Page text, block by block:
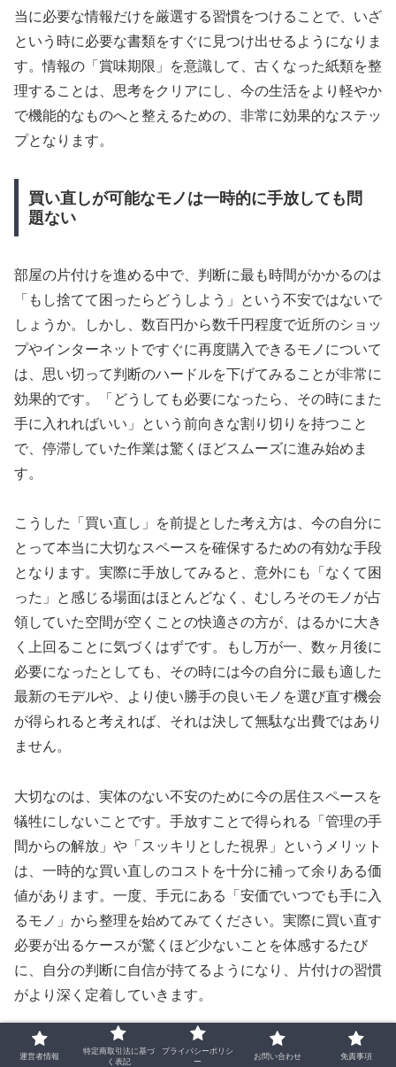
当に必要な情報だけを厳選する習慣をつけることで、いざ
という時に必要な書類をすぐに見つけ出せるようになりま
す。情報の「賞味期限」を意識して、古くなった紙類を整
理することは、思考をクリアにし、今の生活をより軽やか
で機能的なものへと整えるための、非常に効果的なステッ
プとなります。
買い直しが可能なモノは一時的に手放しても問
題ない
部屋の片付けを進める中で、判断に最も時間がかかるのは
「もし捨てて困ったらどうしよう」という不安ではないで
しょうか。しかし、数百円から数千円程度で近所のショッ
プやインターネットですぐに再度購入できるモノについて
は、思い切って判断のハードルを下げてみることが非常に
効果的です。「どうしても必要になったら、その時にまた
手に入れればいい」という前向きな割り切りを持つこと
で、停滞していた作業は驚くほどスムーズに進み始めま
す。
こうした「買い直し」を前提とした考え方は、今の自分に
とって本当に大切なスペースを確保するための有効な手段
となります。実際に手放してみると、意外にも「なくて困
った」と感じる場面はほとんどなく、むしろそのモノが占
領していた空間が空くことの快適さの方が、はるかに大き
く上回ることに気づくはずです。もし万が一、数ヶ月後に
必要になったとしても、その時には今の自分に最も適した
最新のモデルや、より使い勝手の良いモノを選び直す機会
が得られると考えれば、それは決して無駄な出費ではあり
ません。
大切なのは、実体のない不安のために今の居住スペースを
犠牲にしないことです。手放すことで得られる「管理の手
間からの解放」や「スッキリとした視界」というメリット
は、一時的な買い直しのコストを十分に補って余りある価
値があります。一度、手元にある「安価でいつでも手に入
るモノ」から整理を始めてみてください。実際に買い直す
必要が出るケースが驚くほど少ないことを体感するたび
に、自分の判断に自信が持てるようになり、片付けの習慣
がより深く定着していきます。
運営者情報
特定商取引法に基づ
く表記
プライバシーポリシ
ー
お問い合わせ 免責事項